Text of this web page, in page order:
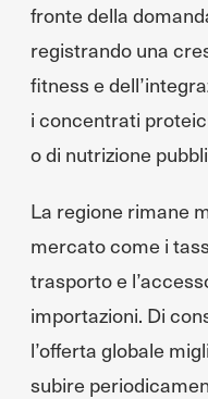
fronte della
registrando una
fitness e
i concentrati
o di nutrizione
La regione rimane
mercato come i
trasporto e
importazioni. Di
l’offerta globale
subire